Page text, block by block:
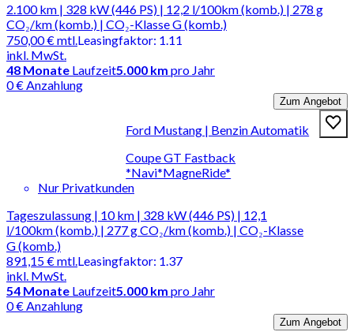
2.100 km | 328 kW (446 PS) | 12,2 l/100km (komb.) | 278 g
CO₂/km (komb.) | CO₂-Klasse G (komb.)
750,00 €mtl.
inkl. MwSt.
Leasingfaktor: 1.11
48 Monate Laufzeit5.000 km pro Jahr
0 € Anzahlung
Zum Angebot
Ford Mustang | Benzin Automatik
Coupe GT Fastback
*Navi*MagneRide*
Nur Privatkunden
Tageszulassung | 10 km | 328 kW (446 PS) | 12,1
l/100km (komb.) | 277 g CO₂/km (komb.) | CO₂-Klasse
G (komb.)
891,15 €mtl.
inkl. MwSt.
Leasingfaktor: 1.37
54 Monate Laufzeit5.000 km pro Jahr
0 € Anzahlung
Zum Angebot